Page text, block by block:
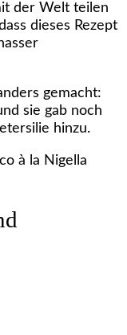
der Welt teilen
dieses Rezept
gemacht:
sie gab noch
hinzu.